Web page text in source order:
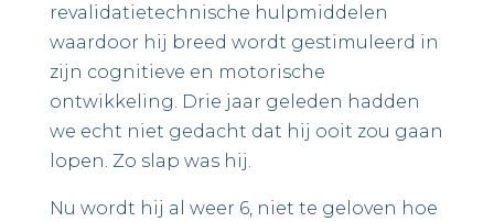
revalidatietechnische hulpmiddelen
waardoor hij breed wordt gestimuleerd in
zijn cognitieve en motorische
ontwikkeling. Drie jaar geleden hadden
we echt niet gedacht dat hij ooit zou gaan
lopen. Zo slap was hij.
Nu wordt hij al weer 6, niet te geloven hoe